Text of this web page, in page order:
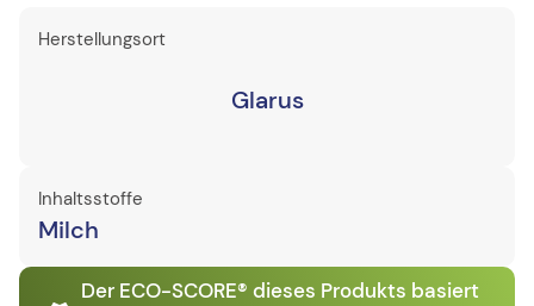
Herstellungsort
Glarus
Inhaltsstoffe
Milch
Der ECO-SCORE® dieses Produkts basiert